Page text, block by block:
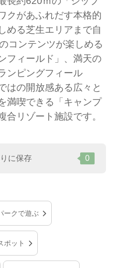
クがあふれだす本格的
める芝生エリアまで自
コンテンツが楽しめる
フィールド」、満天の
ンピングフィール
はの開放感ある広々と
満喫できる「キャンプ
合リゾート施設です。
に保存 0
ークで遊ぶ
ポット